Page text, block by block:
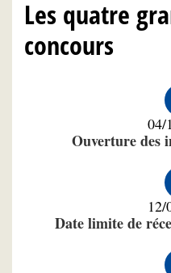
Les quatre
concours
04/
Ouverture des
12/
Date limite de